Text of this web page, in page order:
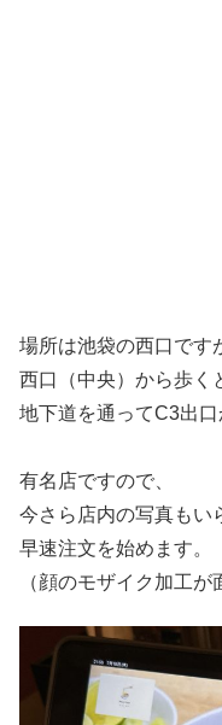
場所は池袋の西口です
西口（中央）から歩く
地下道を通ってC3出口
有名店ですので、
今さら店内の写真もい
早速注文を始めます。
（顔のモザイク加工が